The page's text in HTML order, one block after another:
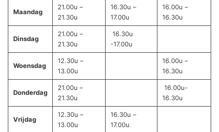
Maandag
21.00u –
21.30u
16.30u –
17.00u
16.00u –
16.30u
Dinsdag
21.00u –
21.30u
16.30u
-17.00u
Woensdag
12.30u –
13.00u
16.00u –
16.30u
Donderdag
21.00u –
21.30u
16.00u-
16.30u
Vrijdag
12.30u –
13.00u
16.30u –
17.00u